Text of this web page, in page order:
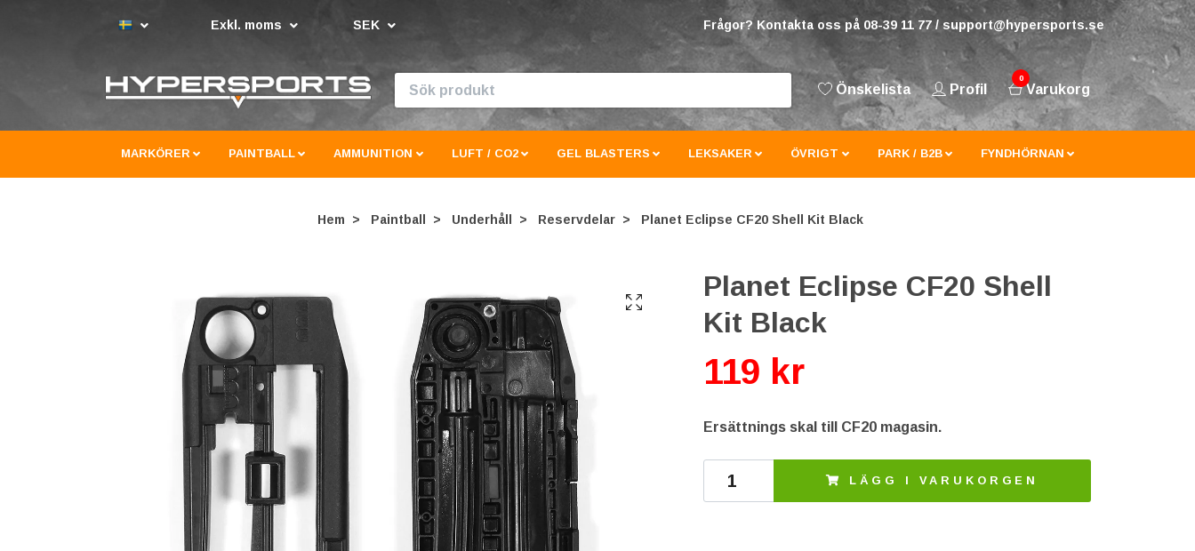
Exkl. moms SEK Frågor? Kontakta oss på 08-39 11 77 / support@hypersports.se
Önskelista Profil
0
Varukorg
MARKÖRER PAINTBALL AMMUNITION LUFT / CO2 GEL BLASTERS LEKSAKER ÖVRIGT PARK / B2B FYNDHÖRNAN
Hem Paintball Underhåll Reservdelar Planet Eclipse CF20 Shell Kit Black
Planet Eclipse CF20 Shell
Kit Black
119 kr
Ersättnings skal till CF20 magasin.
LÄGG I VARUKORGEN